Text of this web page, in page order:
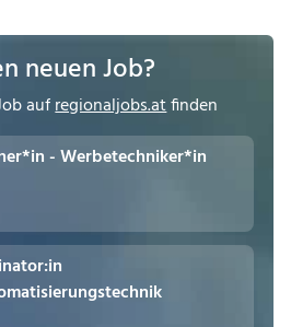
neuen Job?
aufregionaljobs.atfinden
- Werbetechniker*in